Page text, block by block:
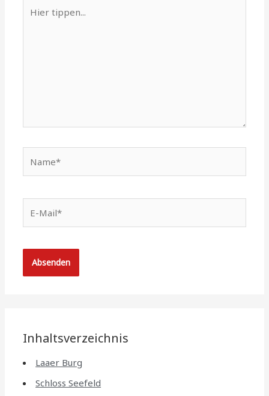
tippen...
Mail*
Inhaltsverzeichnis
Laaer Burg
Schloss Seefeld